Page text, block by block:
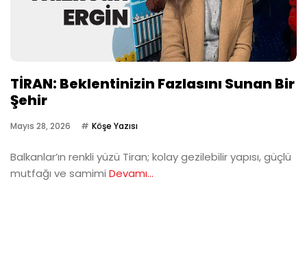
TİRAN: Beklentinizin Fazlasını Sunan Bir
Şehir
Mayıs 28, 2026 Köşe Yazısı
Balkanlar’ın renkli yüzü Tiran; kolay gezilebilir yapısı, güçlü
mutfağı ve samimi Devamı...